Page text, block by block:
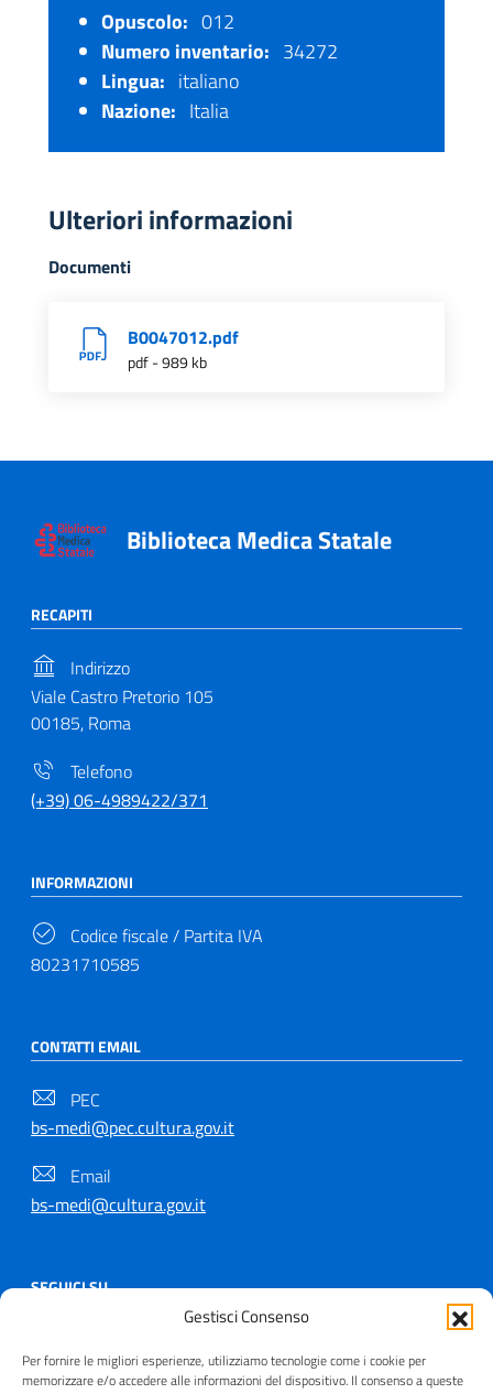
Gestisci Consenso
Per fornire le migliori esperienze, utilizziamo tecnologie come i cookie per
memorizzare e/o accedere alle informazioni del dispositivo. Il consenso a queste
Opuscolo: 012
Numero inventario: 34272
Lingua: italiano
Nazione: Italia
Ulteriori informazioni
Documenti
B0047012.pdf
pdf - 989 kb
Biblioteca Medica Statale
RECAPITI
Indirizzo
Viale Castro Pretorio 105
00185, Roma
Telefono
(+39) 06-4989422/371
INFORMAZIONI
Codice fiscale / Partita IVA
80231710585
CONTATTI EMAIL
PEC
bs-medi@pec.cultura.gov.it
Email
bs-medi@cultura.gov.it
SEGUICI SU